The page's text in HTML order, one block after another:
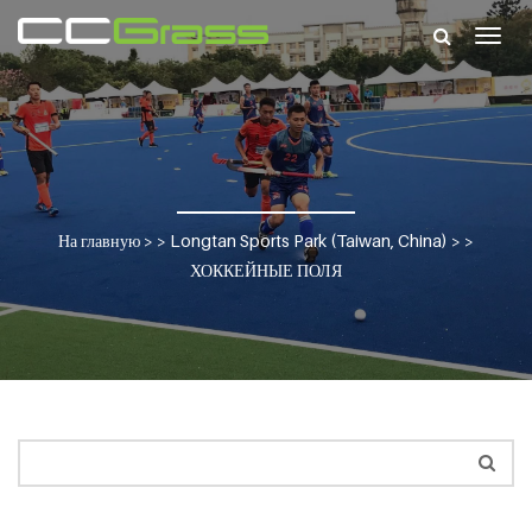
На главную > > Longtan Sports Park (Taiwan, China) > >
ХОККЕЙНЫЕ ПОЛЯ